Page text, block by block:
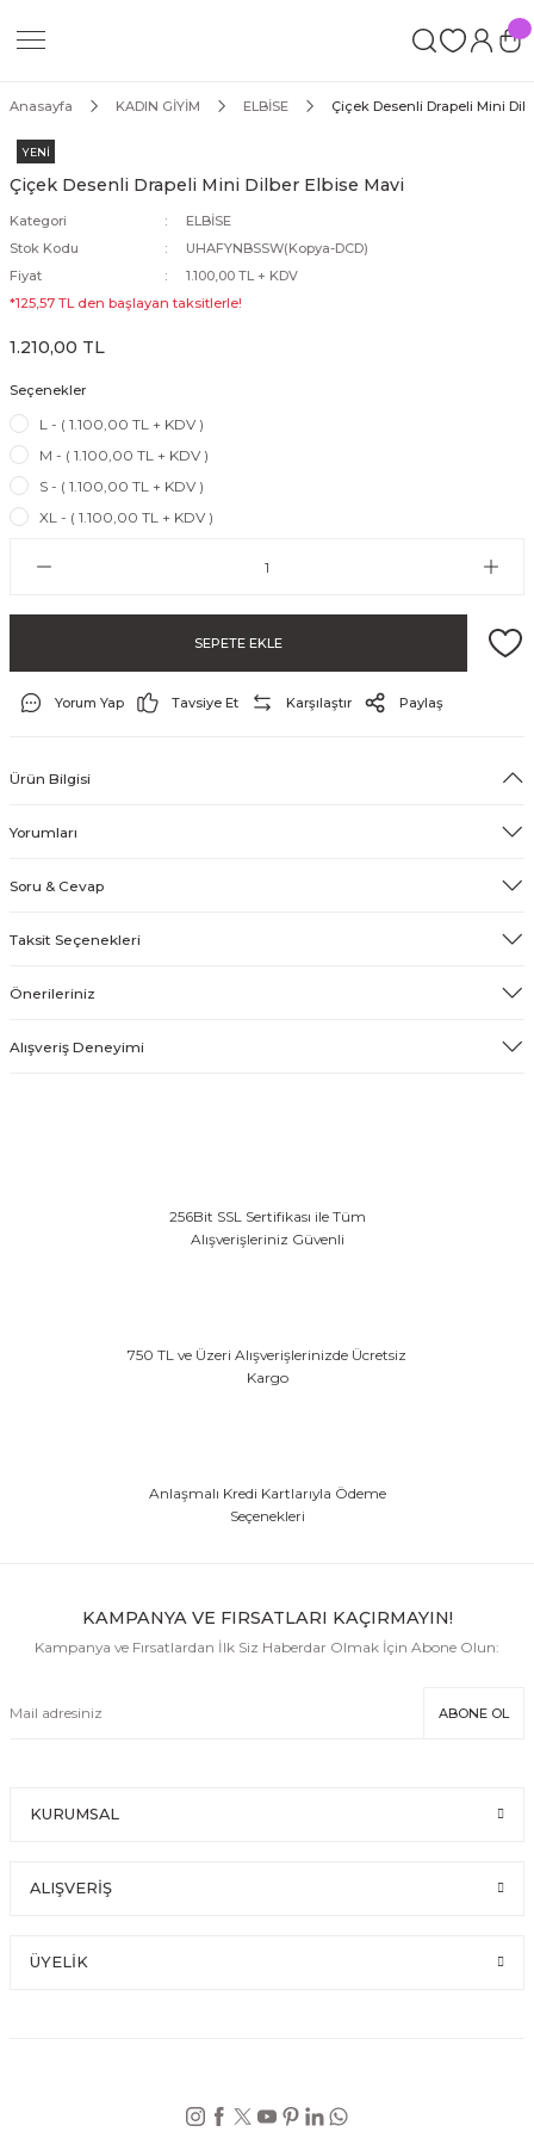
Anasayfa KADIN GİYİM ELBİSE Çiçek Desenli Drapeli Mini
YENİ
Çiçek Desenli Drapeli Mini Dilber Elbise Mavi
Kategori
ELBİSE
Stok Kodu
UHAFYNBSSW(Kopya-DCD)
Fiyat
1.100,00 TL + KDV
*125,57 TL den başlayan taksitlerle!
1.210,00 TL
Seçenekler
L - ( 1.100,00 TL + KDV )
M - ( 1.100,00 TL + KDV )
S - ( 1.100,00 TL + KDV )
XL - ( 1.100,00 TL + KDV )
SEPETE EKLE
Yorum Yap Tavsiye Et Karşılaştır Paylaş
Ürün Bilgisi
Yorumları
Soru & Cevap
Taksit Seçenekleri
Önerileriniz
Alışveriş Deneyimi
256Bit SSL Sertifikası ile Tüm
Alışverişleriniz Güvenli
750 TL ve Üzeri Alışverişlerinizde Ücretsiz
Kargo
Anlaşmalı Kredi Kartlarıyla Ödeme
Seçenekleri
KAMPANYA VE FIRSATLARI KAÇIRMAYIN!
Kampanya ve Fırsatlardan İlk Siz Haberdar Olmak İçin Abone Olun:
ABONE OL
KURUMSAL
ALIŞVERİŞ
ÜYELİK